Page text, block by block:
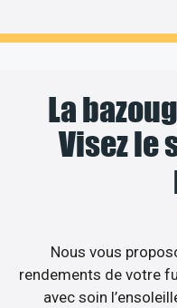
La
Visez le
Nous vous
rendements de votre
avec soin